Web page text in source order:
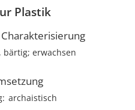
Plastik
bärtig; erwachsen
archaistisch